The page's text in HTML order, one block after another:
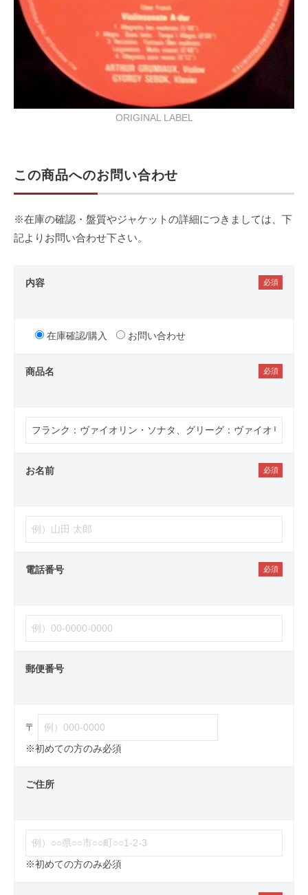
ORIGINAL LABEL
この商品へのお問い合わせ
※在庫の確認・盤質やジャケットの詳細につきましては、下
記よりお問い合わせ下さい。
内容
在庫確認/購入 お問い合わせ
商品名
お名前
電話番号
郵便番号
〒
※初めての方のみ必須
ご住所
※初めての方のみ必須